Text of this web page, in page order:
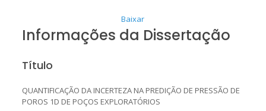
Baixar
Informações da Dissertação
Título
QUANTIFICAÇÃO DA INCERTEZA NA PREDIÇÃO DE PRESSÃO DE
POROS 1D DE POÇOS EXPLORATÓRIOS